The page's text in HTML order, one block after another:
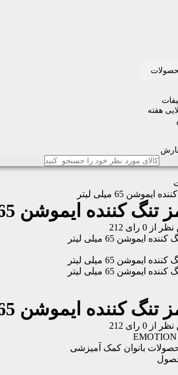
هفته
65 میلی لیتر
کننده ایموشن 65 میلی لیتر
نظر از 0 رای 212
کننده ایموشن 65 میلی لیتر
نظر از 0 رای
212
بانوان کمک آمیزشی